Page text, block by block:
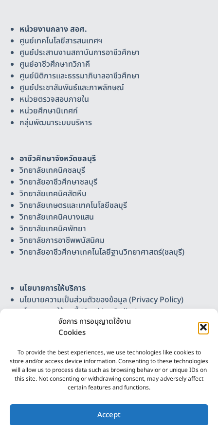
จัดการ การอนุญาตใช้งาน
Cookies
To provide the best experiences, we use technologies like cookies to
store and/or access device information. Consenting to these technologies
will allow us to process data such as browsing behavior or unique IDs on
this site. Not consenting or withdrawing consent, may adversely affect
certain features and functions.
Accept
หน่วยงานกลาง สอศ.
ศูนย์เทคโนโลยีสารสนเทศฯ
ศูนย์ประสานงานสถาบันการอาชีวศึกษา
ศูนย์อาชีวศึกษาทวิภาคี
ศูนย์นิติการและธรรมาภิบาลอาชีวศึกษา
ศูนย์ประชาสัมพันธ์และภาพลักษณ์
หน่วยตรวจสอบภายใน
หน่วยศึกษานิเทศก์
กลุ่มพัฒนาระบบบริหาร
อาชีวศึกษาจังหวัดชลบุรี
วิทยาลัยเทคนิคชลบุรี
วิทยาลัยอาชีวศึกษาชลบุรี
วิทยาลัยเทคนิคสัตหีบ
วิทยาลัยเกษตรและเทคโนโลยีชลบุรี
วิทยาลัยเทคนิคบางแสน
วิทยาลัยเทคนิคพัทยา
วิทยาลัยการอาชีพพนัสนิคม
วิทยาลัยอาชีวศึกษาเทคโนโลยีฐานวิทยาศาสตร์(ชลบุรี)
นโยบายการให้บริการ
นโยบายความเป็นส่วนตัวของข้อมูล (Privacy Policy)
นโยบายการใช้คุกกี้ (Cookies Policy)
แผนผังเว็บไซต์
วิทยาลัยอาชีวศึกษาเทคโนโลยีฐานวิทยาศาสตร์ (ชลบุรี)
Science-Based Technology Vocational College
(Chonburi)
เลขที่ 37 หมู่ 3 ต.บ้านเก่า อ.พานทอง จ.ชลบุรี 20160
โทรศัพท์ 086-4165307, 038-447241 โทรสาร 038-
447243 อีเมล chonburi.sbtvc@gmail.com
งานศูนย์ดิจิทัลและสื่อสาร ฯ